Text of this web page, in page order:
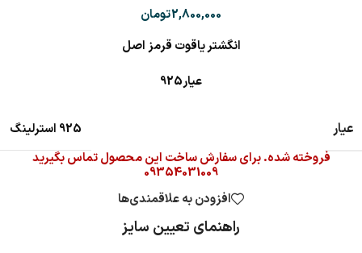
2,800,000تومان
انگشتر یاقوت قرمز اصل
عیار925
عیار
925 استرلینگ
فروخته شده. برای سفارش ساخت این محصول تماس بگیرید
09354031009
افزودن به علاقمندی‌ها
راهنمای تعیین سایز